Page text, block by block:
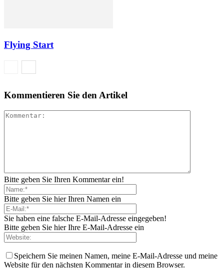
Flying Start
Kommentieren Sie den Artikel
Bitte geben Sie Ihren Kommentar ein!
Bitte geben Sie hier Ihren Namen ein
Sie haben eine falsche E-Mail-Adresse eingegeben!
Bitte geben Sie hier Ihre E-Mail-Adresse ein
Speichern Sie meinen Namen, meine E-Mail-Adresse und meine
Website für den nächsten Kommentar in diesem Browser.